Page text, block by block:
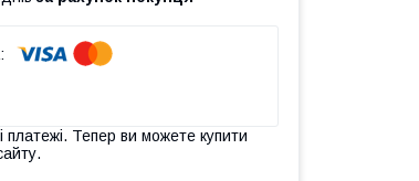
платежі. Тепер ви можете купити